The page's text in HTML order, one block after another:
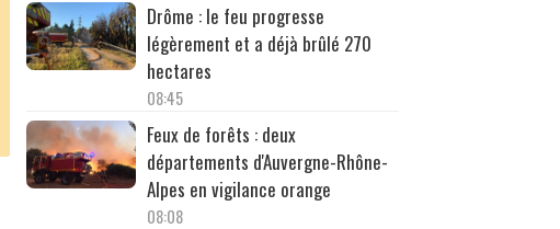
Drôme : le feu progresse
légèrement et a déjà brûlé 270
hectares
08:45
Feux de forêts : deux
départements d'Auvergne-Rhône-
Alpes en vigilance orange
08:08